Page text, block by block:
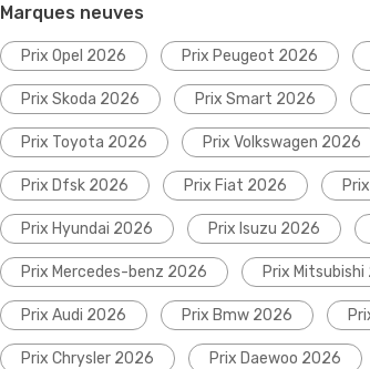
Marques neuves
Prix Opel 2026 Prix Peugeot 2026
Prix Skoda 2026 Prix Smart 2026
Prix Toyota 2026 Prix Volkswagen 2026
Prix Dfsk 2026 Prix Fiat 2026
Prix Hyundai 2026 Prix Isuzu 2026
Prix Mercedes-benz 2026 Prix
Prix Audi 2026 Prix Bmw 2026
Prix Chrysler 2026 Prix Daewoo 2026